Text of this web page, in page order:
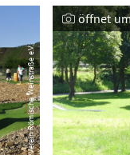
Verein Römische Weinstraße e.V.
öffnet